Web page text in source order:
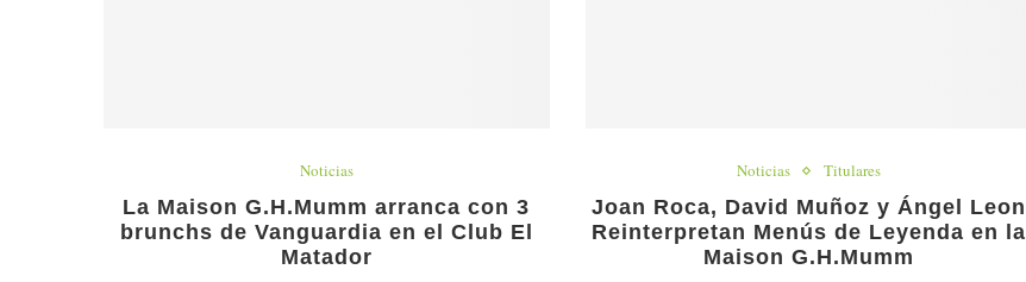
Noticias
La Maison G.H.Mumm arranca con 3
brunchs de Vanguardia en el Club El
Matador
Noticias Titulares
Joan Roca, David Muñoz y Ángel Leon
Reinterpretan Menús de Leyenda en la
Maison G.H.Mumm